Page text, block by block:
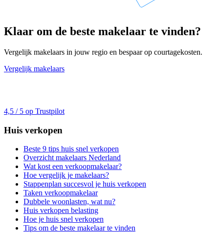
Klaar om de beste makelaar te vinden?
Vergelijk makelaars in jouw regio en bespaar op courtagekosten.
Vergelijk makelaars
4,5 / 5 op Trustpilot
Huis verkopen
Beste 9 tips huis snel verkopen
Overzicht makelaars Nederland
Wat kost een verkoopmakelaar?
Hoe vergelijk je makelaars?
Stappenplan succesvol je huis verkopen
Taken verkoopmakelaar
Dubbele woonlasten, wat nu?
Huis verkopen belasting
Hoe je huis snel verkopen
Tips om de beste makelaar te vinden